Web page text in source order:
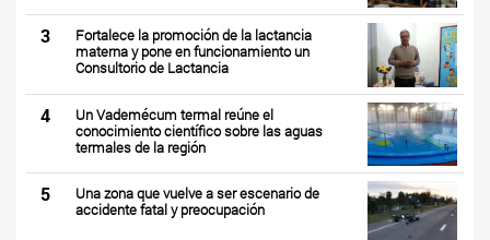
3
Fortalece la promoción de la lactancia
materna y pone en funcionamiento un
Consultorio de Lactancia
4
Un Vademécum termal reúne el
conocimiento científico sobre las aguas
termales de la región
5
Una zona que vuelve a ser escenario de
accidente fatal y preocupación